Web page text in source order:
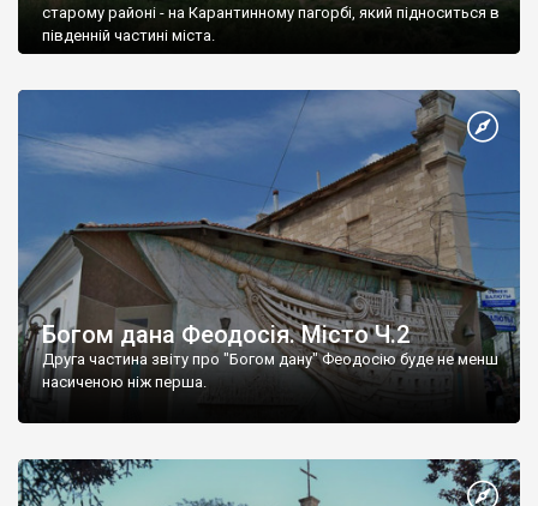
старому районі - на Карантинному пагорбі, який підноситься в
південній частині міста.
Богом дана Феодосія. Місто Ч.2
Друга частина звіту про "Богом дану" Феодосію буде не менш
насиченою ніж перша.